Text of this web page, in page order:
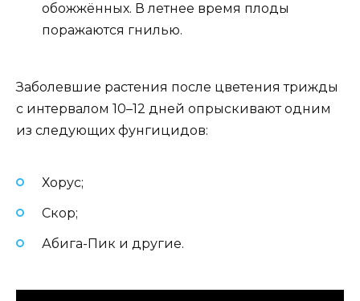
обожжённых. В летнее время плоды
поражаются гнилью.
Заболевшие растения после цветения трижды
с интервалом 10–12 дней опрыскивают одним
из следующих фунгицидов:
Хорус;
Скор;
Абига-Пик и другие.